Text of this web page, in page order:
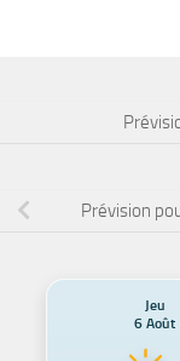
Prévision
Jeu
6 Août